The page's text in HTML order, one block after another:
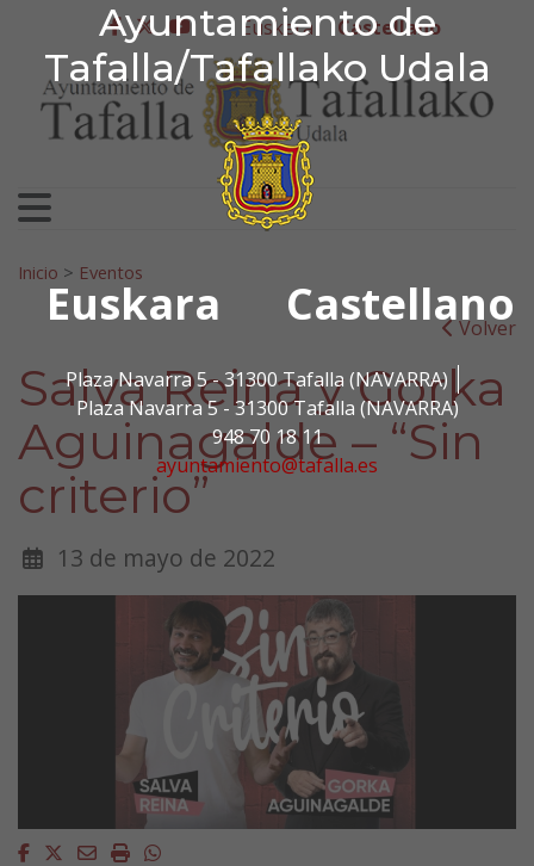
Ayuntamiento de
Tafalla/Tafallako Udala
Euskara Castellano
Plaza Navarra 5 - 31300 Tafalla (NAVARRA)
Plaza Navarra 5 - 31300 Tafalla (NAVARRA)
948 70 18 11
ayuntamiento@tafalla.es
Ir al contenido
Ayuntamiento de
facebook
twitter
youtube
Euskera Castellano
Search for:
Inicio > Eventos
Volver
Salva Reina y Gorka
Aguinagalde – “Sin
criterio”
13 de mayo de 2022
Facebook
Twitter
EmailImprimirWhatsapp